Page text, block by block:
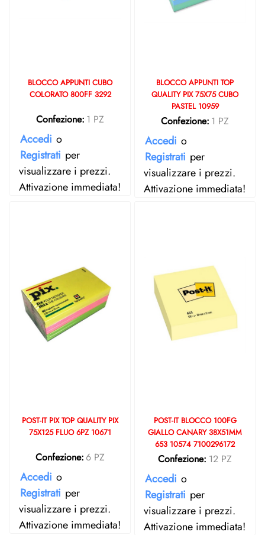
BLOCCO APPUNTI CUBO
COLORATO 800FF 3292
Confezione: 1 PZ
Accedi o
Registrati per
visualizzare i prezzi.
Attivazione immediata!
BLOCCO APPUNTI TOP
QUALITY PIX 75X75 CUBO
PASTEL 10959
Confezione: 1 PZ
Accedi o
Registrati per
visualizzare i prezzi.
Attivazione immediata!
POST-IT PIX TOP QUALITY PIX
75X125 FLUO 6PZ 10671
Confezione: 6 PZ
Accedi o
Registrati per
visualizzare i prezzi.
Attivazione immediata!
POST-IT BLOCCO 100FG
GIALLO CANARY 38X51MM
653 10574 7100296172
Confezione: 12 PZ
Accedi o
Registrati per
visualizzare i prezzi.
Attivazione immediata!